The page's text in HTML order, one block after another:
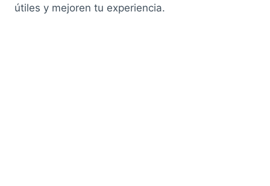
útiles y mejoren tu experiencia.